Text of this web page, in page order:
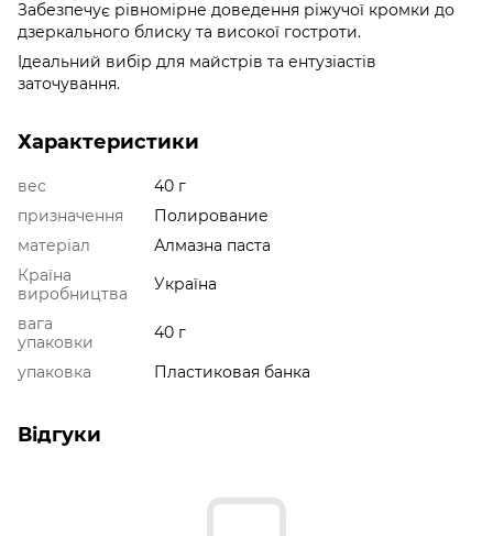
Забезпечує рівномірне доведення ріжучої кромки до
дзеркального блиску та високої гостроти.
Ідеальний вибір для майстрів та ентузіастів
заточування.
Характеристики
вес
40 г
призначення
Полирование
матеріал
Алмазна паста
Країна
виробництва
Україна
вага
упаковки
40 г
упаковка
Пластиковая банка
Відгуки